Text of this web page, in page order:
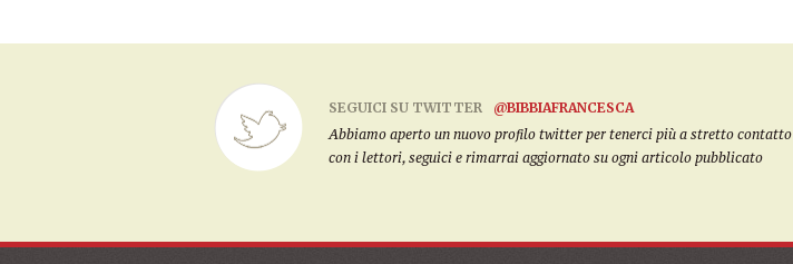
SEGUICI SU TWITTER
@BIBBIAFRANCESCA
Abbiamo aperto un nuovo profilo twitter per tenerci più a stretto contatto
con i lettori, seguici e rimarrai aggiornato su ogni articolo pubblicato